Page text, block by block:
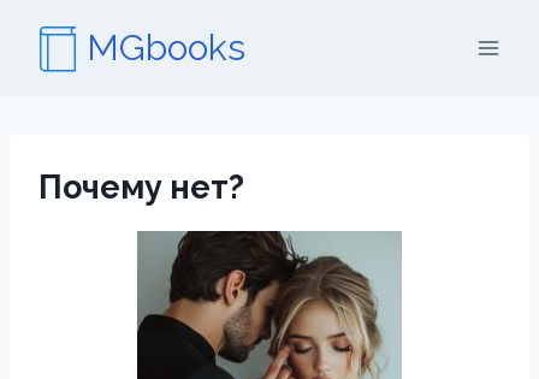
содержимому
MGbooks
Почему нет?